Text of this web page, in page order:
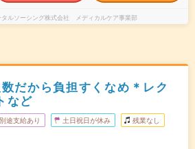
タルソーシング株式会社 メディカルケア事業部
数だから負担すくなめ＊レク
など
途支給あり 土日祝日が休み 残業なし